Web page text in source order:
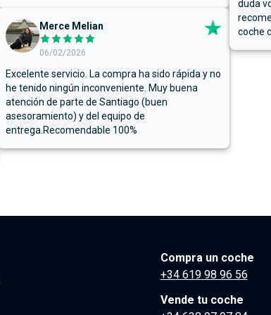
Merce Melian
06/02/2026
Excelente servicio. La compra ha sido rápida y no
he tenido ningún inconveniente. Muy buena
atención de parte de Santiago (buen
asesoramiento) y del equipo de
entrega.Recomendable 100%
duda
coche
Compra un coche
+34 619 98 96 56
Vende tu coche